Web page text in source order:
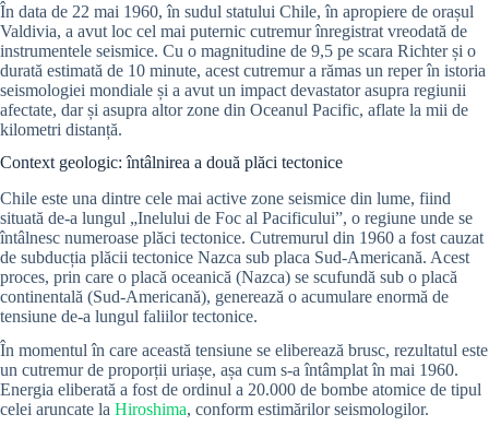
În data de 22 mai 1960, în sudul statului Chile, în apropiere de orașul
Valdivia, a avut loc cel mai puternic cutremur înregistrat vreodată de
instrumentele seismice. Cu o magnitudine de 9,5 pe scara Richter și o
durată estimată de 10 minute, acest cutremur a rămas un reper în istoria
seismologiei mondiale și a avut un impact devastator asupra regiunii
afectate, dar și asupra altor zone din Oceanul Pacific, aflate la mii de
kilometri distanță.
Context geologic: întâlnirea a două plăci tectonice
Chile este una dintre cele mai active zone seismice din lume, fiind
situată de-a lungul „Inelului de Foc al Pacificului”, o regiune unde se
întâlnesc numeroase plăci tectonice. Cutremurul din 1960 a fost cauzat
de subducția plăcii tectonice Nazca sub placa Sud-Americană. Acest
proces, prin care o placă oceanică (Nazca) se scufundă sub o placă
continentală (Sud-Americană), generează o acumulare enormă de
tensiune de-a lungul faliilor tectonice.
În momentul în care această tensiune se eliberează brusc, rezultatul este
un cutremur de proporții uriașe, așa cum s-a întâmplat în mai 1960.
Energia eliberată a fost de ordinul a 20.000 de bombe atomice de tipul
celei aruncate la Hiroshima, conform estimărilor seismologilor.